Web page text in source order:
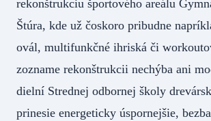
rekonštrukciu športového areálu
Štúra, kde už čoskoro pribudne
ovál, multifunkčné ihriská či
zozname rekonštrukcii nechýba ani
dielní Strednej odbornej školy
prinesie energeticky úspornejšie,